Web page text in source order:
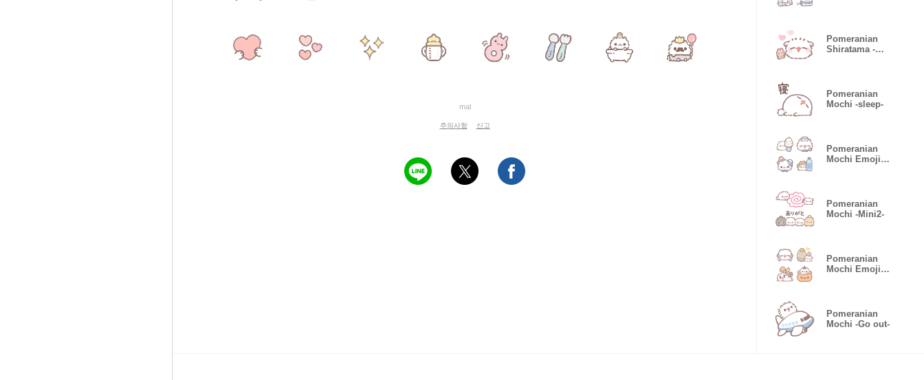
mal
주의사항 신고
Pomeranian
Shiratama -
Pomeranian
Mochi -sleep-
Pomeranian
Mochi Emoji -
Pomeranian
Mochi -Mini2-
Pomeranian
Mochi Emoji -
Pomeranian
Mochi -Go out-